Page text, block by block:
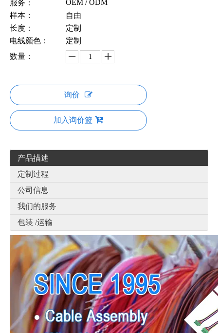
服务：
OEM / ODM
样本：
自由
长度：
定制
电线颜色：
定制
数量：
询价
加入询价篮
产品描述
定制过程
公司信息
我们的服务
包装 /运输